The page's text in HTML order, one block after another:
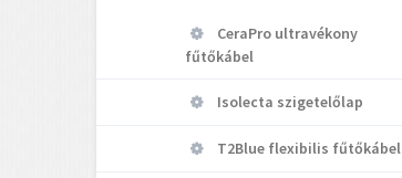
CeraPro ultravékony
fűtőkábel
Isolecta szigetelőlap
T2Blue flexibilis fűtőkábel